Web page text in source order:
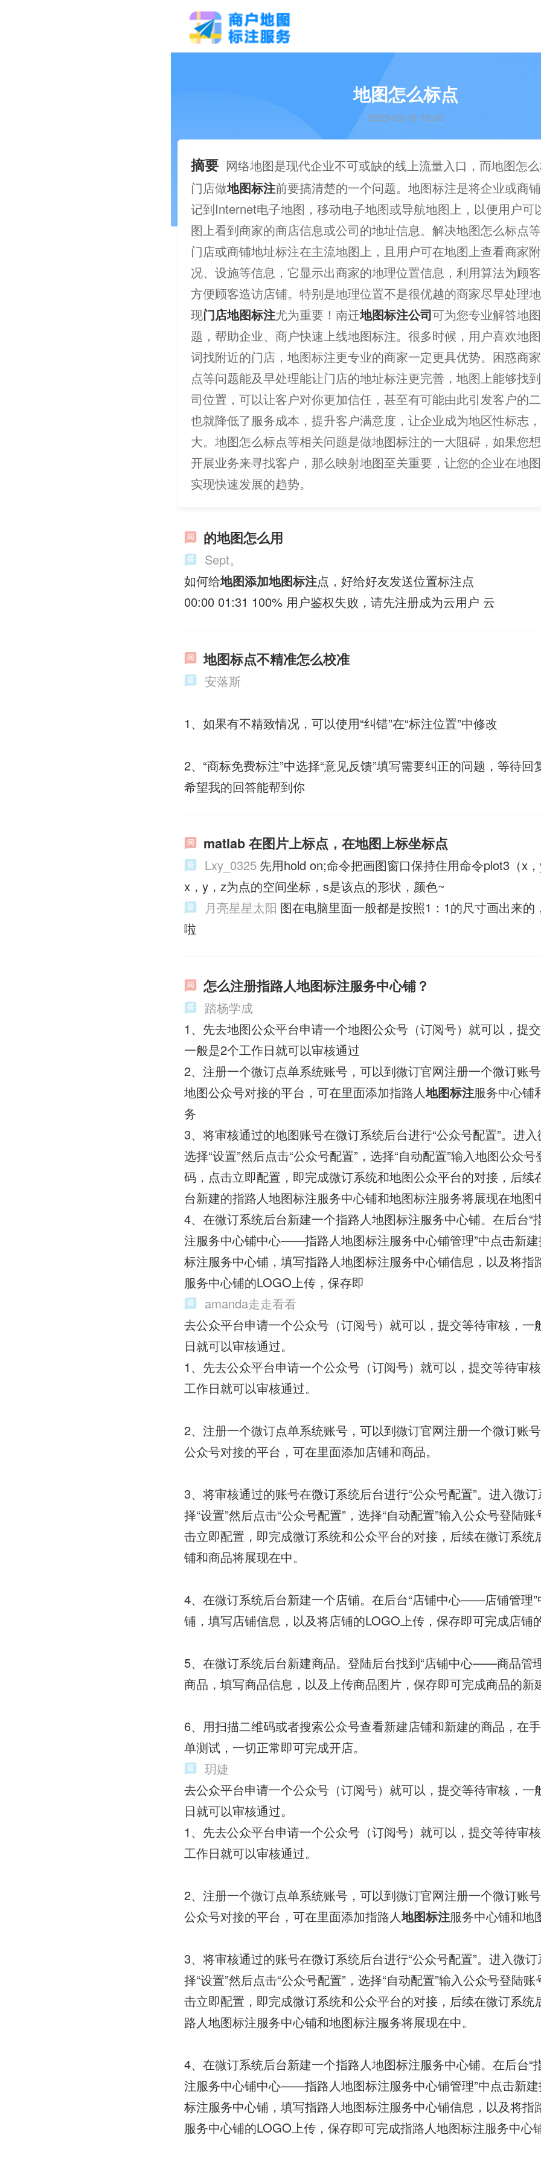
地图怎么标点
2023-03-16 15:00
摘要 网络地图是现代企业不可或缺的线上流量入口，而地图怎
门店做地图标注前要搞清楚的一个问题。地图标注是将企业或商
记到Internet电子地图，移动电子地图或导航地图上，以便用户可
图上看到商家的商店信息或公司的地址信息。解决地图怎么标点
门店或商铺地址标注在主流地图上，且用户可在地图上查看商家
况、设施等信息，它显示出商家的地理位置信息，利用算法为顾
方便顾客造访店铺。特别是地理位置不是很优越的商家尽早处理
现门店地图标注尤为重要！南迁地图标注公司可为您专业解答地
题，帮助企业、商户快速上线地图标注。很多时候，用户喜欢地
词找附近的门店，地图标注更专业的商家一定更具优势。困惑商
点等问题能及早处理能让门店的地址标注更完善，地图上能够找
司位置，可以让客户对你更加信任，甚至有可能由此引发客户的
也就降低了服务成本，提升客户满意度，让企业成为地区性标志
大。地图怎么标点等相关问题是做地图标注的一大阻碍，如果您
开展业务来寻找客户，那么映射地图至关重要，让您的企业在地
实现快速发展的趋势。
的地图怎么用
Sept。
如何给地图添加地图标注点，好给好友发送位置标注点
00:00 01:31 100% 用户鉴权失败，请先注册成为云用户 云
地图标点不精准怎么校准
安落斯
1、如果有不精致情况，可以使用“纠错”在“标注位置”中修改
2、“商标免费标注”中选择“意见反馈”填写需要纠正的问题，等待回
希望我的回答能帮到你
matlab 在图片上标点，在地图上标坐标点
Lxy_0325 先用hold on;命令把画图窗口保持住用命令plot3（x
x，y，z为点的空间坐标，s是该点的形状，颜色~
月亮星星太阳 图在电脑里面一般都是按照1：1的尺寸画出来的
啦
怎么注册指路人地图标注服务中心铺？
踏杨学成
1、先去地图公众平台申请一个地图公众号（订阅号）就可以，提
一般是2个工作日就可以审核通过
2、注册一个微订点单系统账号，可以到微订官网注册一个微订账
地图公众号对接的平台，可在里面添加指路人地图标注服务中心铺
务
3、将审核通过的地图账号在微订系统后台进行“公众号配置”。进
选择“设置”然后点击“公众号配置”，选择“自动配置”输入地图公众
码，点击立即配置，即完成微订系统和地图公众平台的对接，后续
台新建的指路人地图标注服务中心铺和地图标注服务将展现在地图
4、在微订系统后台新建一个指路人地图标注服务中心铺。在后台“
注服务中心铺中心——指路人地图标注服务中心铺管理”中点击新
标注服务中心铺，填写指路人地图标注服务中心铺信息，以及将指
服务中心铺的LOGO上传，保存即
amanda走走看看
去公众平台申请一个公众号（订阅号）就可以，提交等待审核，一
日就可以审核通过。
1、先去公众平台申请一个公众号（订阅号）就可以，提交等待审
工作日就可以审核通过。
2、注册一个微订点单系统账号，可以到微订官网注册一个微订账
公众号对接的平台，可在里面添加店铺和商品。
3、将审核通过的账号在微订系统后台进行“公众号配置”。进入微
择“设置”然后点击“公众号配置”，选择“自动配置”输入公众号登陆
击立即配置，即完成微订系统和公众平台的对接，后续在微订系统
铺和商品将展现在中。
4、在微订系统后台新建一个店铺。在后台“店铺中心——店铺管理
铺，填写店铺信息，以及将店铺的LOGO上传，保存即可完成店铺
5、在微订系统后台新建商品。登陆后台找到“店铺中心——商品管
商品，填写商品信息，以及上传商品图片，保存即可完成商品的新
6、用扫描二维码或者搜索公众号查看新建店铺和新建的商品，在
单测试，一切正常即可完成开店。
玥婕
去公众平台申请一个公众号（订阅号）就可以，提交等待审核，一
日就可以审核通过。
1、先去公众平台申请一个公众号（订阅号）就可以，提交等待审
工作日就可以审核通过。
2、注册一个微订点单系统账号，可以到微订官网注册一个微订账
公众号对接的平台，可在里面添加指路人地图标注服务中心铺和地
3、将审核通过的账号在微订系统后台进行“公众号配置”。进入微
择“设置”然后点击“公众号配置”，选择“自动配置”输入公众号登陆
击立即配置，即完成微订系统和公众平台的对接，后续在微订系统
路人地图标注服务中心铺和地图标注服务将展现在中。
4、在微订系统后台新建一个指路人地图标注服务中心铺。在后台“
注服务中心铺中心——指路人地图标注服务中心铺管理”中点击新
标注服务中心铺，填写指路人地图标注服务中心铺信息，以及将指
服务中心铺的LOGO上传，保存即可完成指路人地图标注服务中心